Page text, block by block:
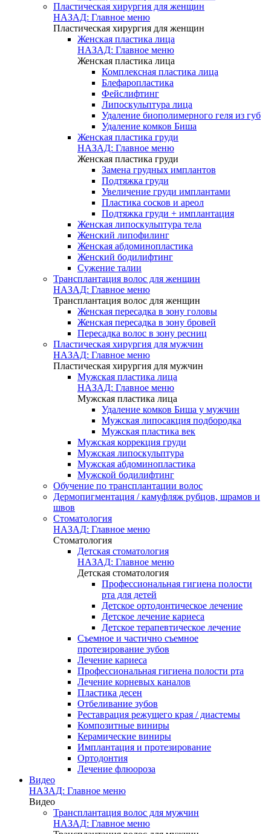
Пластическая хирургия для женщин
НАЗАД: Главное меню
Пластическая хирургия для женщин
Женская пластика лица
НАЗАД: Главное меню
Женская пластика лица
Комплексная пластика лица
Блефаропластика
Фейслифтинг
Липоскульптура лица
Удаление биополимерного геля из губ
Удаление комков Биша
Женская пластика груди
НАЗАД: Главное меню
Женская пластика груди
Замена грудных имплантов
Подтяжка груди
Увеличение груди имплантами
Пластика сосков и ареол
Подтяжка груди + имплантация
Женская липоскульптура тела
Женский липофилинг
Женская абдоминопластика
Женский бодилифтинг
Сужение талии
Трансплантация волос для женщин
НАЗАД: Главное меню
Трансплантация волос для женщин
Женская пересадка в зону головы
Женская пересадка в зону бровей
Пересадка волос в зону ресниц
Пластическая хирургия для мужчин
НАЗАД: Главное меню
Пластическая хирургия для мужчин
Мужская пластика лица
НАЗАД: Главное меню
Мужская пластика лица
Удаление комков Биша у мужчин
Мужская липосакция подбородка
Мужская пластика век
Мужская коррекция груди
Мужская липоскульптура
Мужская абдоминопластика
Мужской бодилифтинг
Обучение по трансплантации волос
Дермопигментация / камуфляж рубцов, шрамов и
швов
Стоматология
НАЗАД: Главное меню
Стоматология
Детская стоматология
НАЗАД: Главное меню
Детская стоматология
Профессиональная гигиена полости
рта для детей
Детское ортодонтическое лечение
Детское лечение кариеса
Детское терапевтическое лечение
Съемное и частично съемное
протезирование зубов
Лечение кариеса
Профессиональная гигиена полости рта
Лечение корневых каналов
Пластика десен
Отбеливание зубов
Реставрация режущего края / диастемы
Композитные виниры
Керамические виниры
Имплантация и протезирование
Ортодонтия
Лечение флюороза
Видео
НАЗАД: Главное меню
Видео
Трансплантация волос для мужчин
НАЗАД: Главное меню